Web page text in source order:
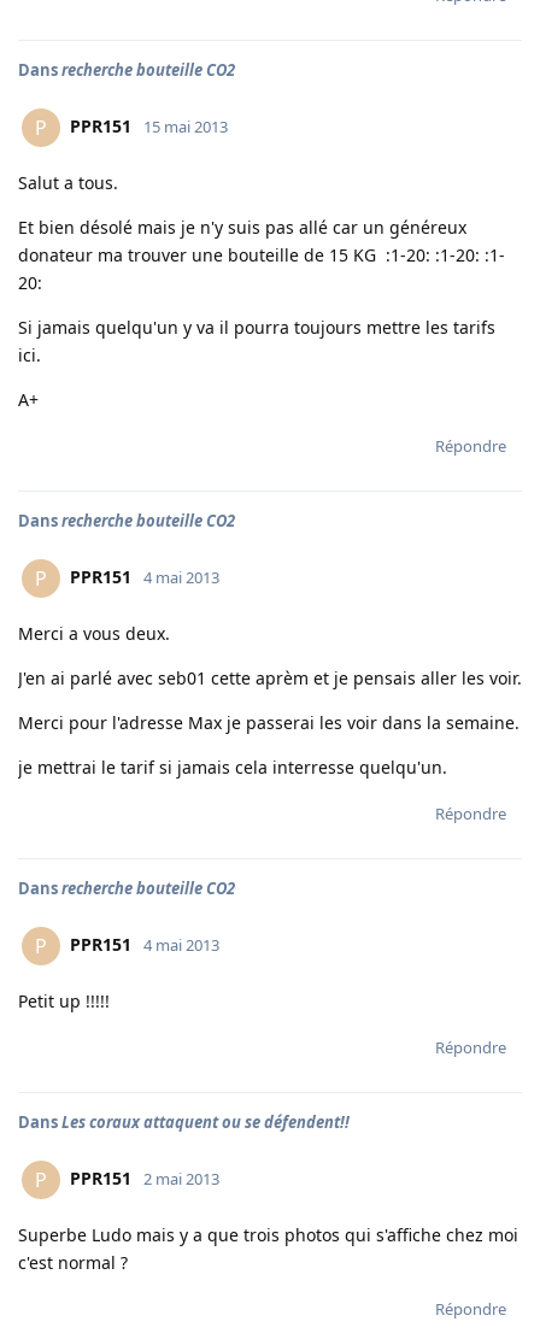
Dansrecherche bouteille CO2
P PPR151 15 mai 2013
Salut a tous.
Et bien désolé mais je n'y suis pas allé car un généreux
donateur ma trouver une bouteille de 15 KG :1-20: :1-20: :1-
20:
Si jamais quelqu'un y va il pourra toujours mettre les tarifs
ici.
A+
Répondre
Dansrecherche bouteille CO2
P PPR151 4 mai 2013
Merci a vous deux.
J'en ai parlé avec seb01 cette aprèm et je pensais aller les voir.
Merci pour l'adresse Max je passerai les voir dans la semaine.
je mettrai le tarif si jamais cela interresse quelqu'un.
Répondre
Dansrecherche bouteille CO2
P PPR151 4 mai 2013
Petit up !!!!!
Répondre
DansLes coraux attaquent ou se défendent!!
P PPR151 2 mai 2013
Superbe Ludo mais y a que trois photos qui s'affiche chez moi
c'est normal ?
Répondre